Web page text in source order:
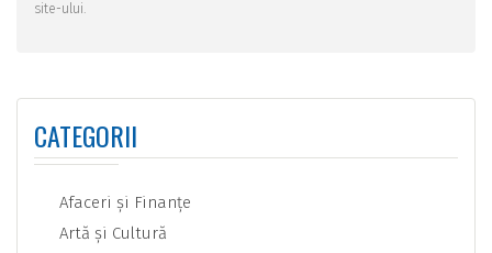
site-ului.
CATEGORII
Afaceri şi Finanţe
Artă şi Cultură